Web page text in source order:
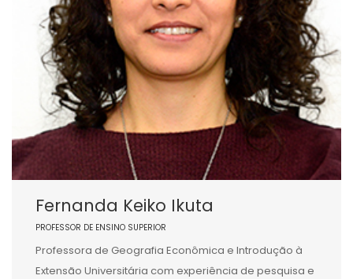
Fernanda Keiko Ikuta
PROFESSOR DE ENSINO SUPERIOR
Professora de Geografia Econômica e Introdução à
Extensão Universitária com experiência de pesquisa e